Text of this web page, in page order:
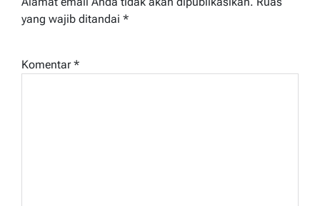
yang wajib ditandai *
Komentar*